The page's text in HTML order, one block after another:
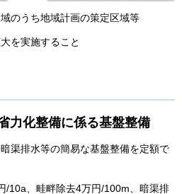
のうち地域計画の策定区域等
を実施すること
⼒化整備に係る基盤整備
渠排⽔等の簡易な基盤整備を定額で
/10a、畦畔除去4万円/100m、暗渠排